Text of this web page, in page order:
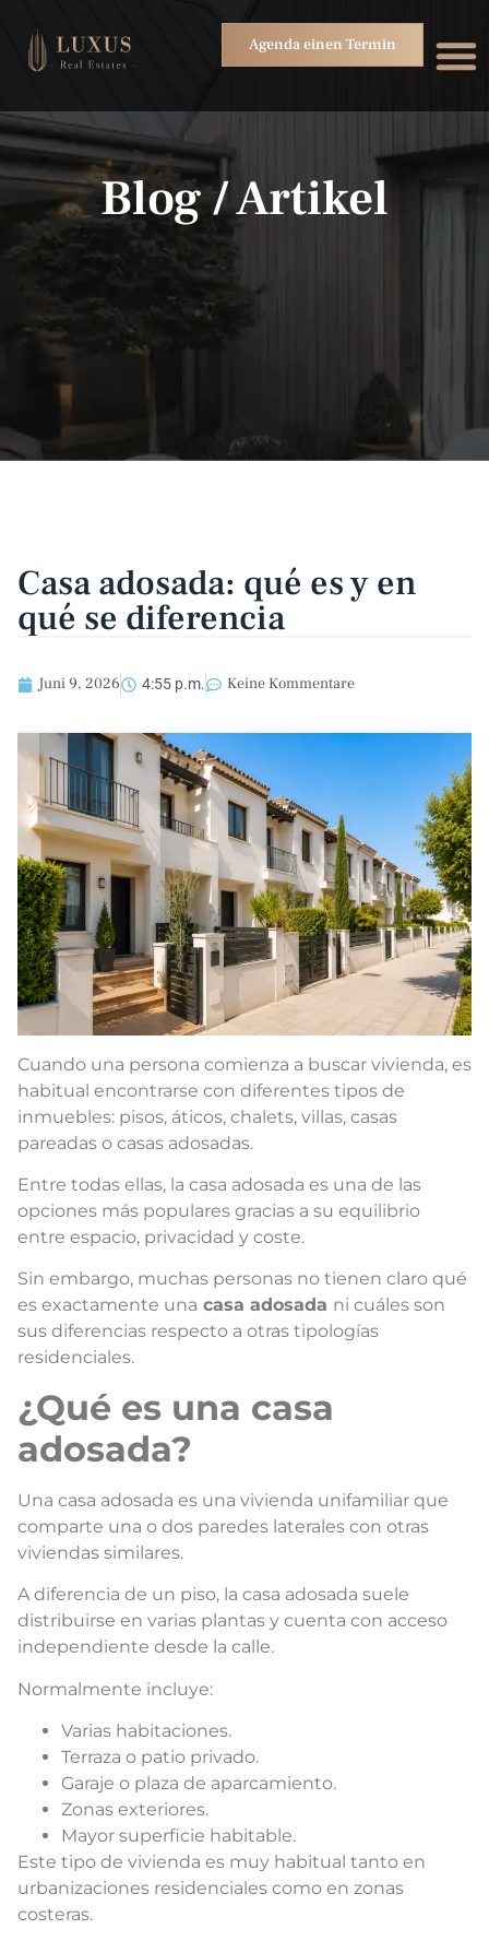
Agenda einen Termin
Blog / Artikel
Casa adosada: qué es y en
qué se diferencia
Juni 9, 2026 4:55 p.m. Keine Kommentare
Cuando una persona comienza a buscar vivienda, es
habitual encontrarse con diferentes tipos de
inmuebles: pisos, áticos, chalets, villas, casas
pareadas o casas adosadas.
Entre todas ellas, la casa adosada es una de las
opciones más populares gracias a su equilibrio
entre espacio, privacidad y coste.
Sin embargo, muchas personas no tienen claro qué
es exactamente una casa adosada ni cuáles son
sus diferencias respecto a otras tipologías
residenciales.
¿Qué es una casa
adosada?
Una casa adosada es una vivienda unifamiliar que
comparte una o dos paredes laterales con otras
viviendas similares.
A diferencia de un piso, la casa adosada suele
distribuirse en varias plantas y cuenta con acceso
independiente desde la calle.
Normalmente incluye:
Varias habitaciones.
Terraza o patio privado.
Garaje o plaza de aparcamiento.
Zonas exteriores.
Mayor superficie habitable.
Este tipo de vivienda es muy habitual tanto en
urbanizaciones residenciales como en zonas
costeras.